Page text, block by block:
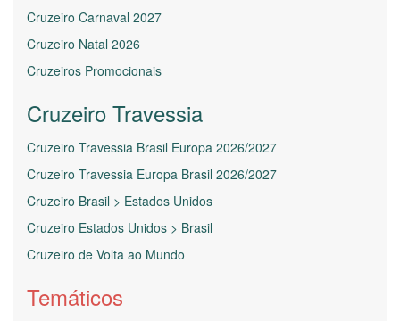
Cruzeiro Carnaval 2027
Cruzeiro Natal 2026
Cruzeiros Promocionais
Cruzeiro Travessia
Cruzeiro Travessia Brasil Europa 2026/2027
Cruzeiro Travessia Europa Brasil 2026/2027
Cruzeiro Brasil > Estados Unidos
Cruzeiro Estados Unidos > Brasil
Cruzeiro de Volta ao Mundo
Temáticos